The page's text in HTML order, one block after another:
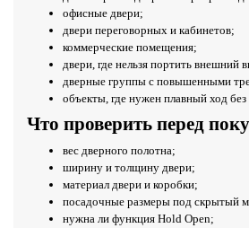
офисные двери;
двери переговорных и кабинетов;
коммерческие помещения;
двери, где нельзя портить внешний
дверные группы с повышенными
объекты, где нужен плавный ход
Что проверить перед
вес дверного полотна;
ширину и толщину двери;
материал двери и коробки;
посадочные размеры под скрытый
нужна ли функция Hold Open;